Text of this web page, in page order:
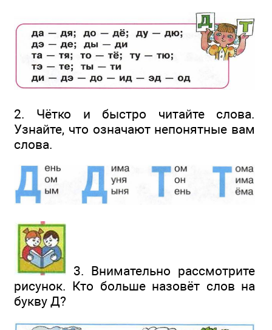
2. Чётко и быстро читайте слова.
Узнайте, что означают непонятные вам
слова.
3. Внимательно рассмотрите
рисунок. Кто больше назовёт слов на
букву Д?